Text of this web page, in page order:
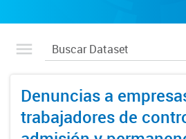
Denuncias a
trabajadores de